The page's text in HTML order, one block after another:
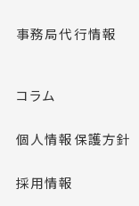
事務局代行情報
コラム
個人情報保護方針
採用情報